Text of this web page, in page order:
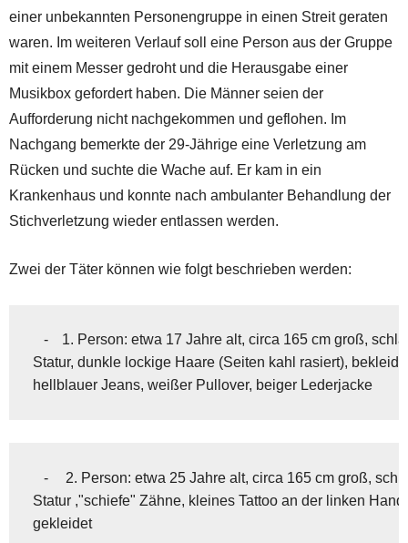
einer unbekannten Personengruppe in einen Streit geraten
waren. Im weiteren Verlauf soll eine Person aus der Gruppe
mit einem Messer gedroht und die Herausgabe einer
Musikbox gefordert haben. Die Männer seien der
Aufforderung nicht nachgekommen und geflohen. Im
Nachgang bemerkte der 29-Jährige eine Verletzung am
Rücken und suchte die Wache auf. Er kam in ein
Krankenhaus und konnte nach ambulanter Behandlung der
Stichverletzung wieder entlassen werden.
Zwei der Täter können wie folgt beschrieben werden:
   -	1. Person: etwa 17 Jahre alt, circa 165 cm groß, schlanke
Statur, dunkle lockige Haare (Seiten kahl rasiert),
hellblauer Jeans, weißer Pullover, beiger Lederjacke
   -	 2. Person: etwa 25 Jahre alt, circa 165 cm groß, schlanke
Statur ,"schiefe" Zähne, kleines Tattoo an der linken
gekleidet